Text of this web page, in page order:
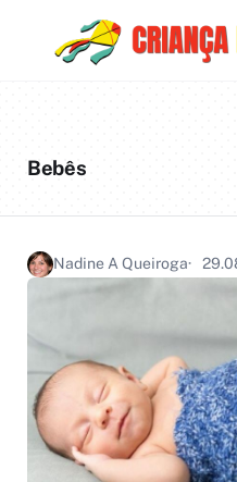
Bebês
Nadine A Queiroga